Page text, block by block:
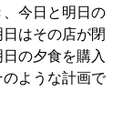
今日と明日の
はその店が閉
の夕食を購入
のような計画で